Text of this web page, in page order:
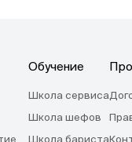
Обучение
Школа сервиса
Школа шефов
Школа бариста